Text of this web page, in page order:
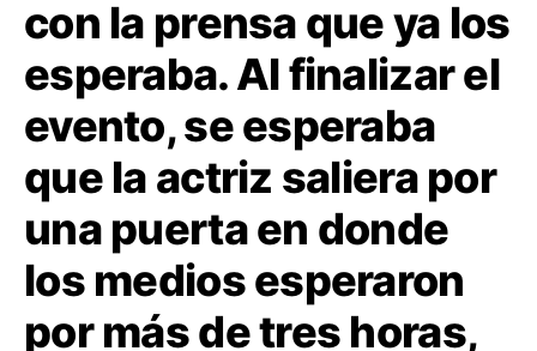
con la prensa que ya los
esperaba. Al finalizar el
evento, se esperaba
que la actriz saliera por
una puerta en donde
los medios esperaron
por más de tres horas,